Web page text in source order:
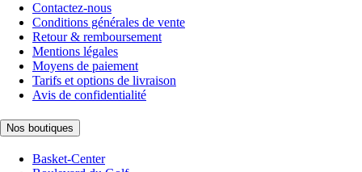
Contactez-nous
Conditions générales de vente
Retour & remboursement
Mentions légales
Moyens de paiement
Tarifs et options de livraison
Avis de confidentialité
Nos boutiques
Basket-Center